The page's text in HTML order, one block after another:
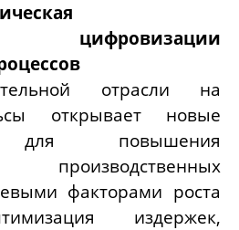
цифровизации
отрасли на
открывает новые
для повышения
производственных
факторами роста
издержек,